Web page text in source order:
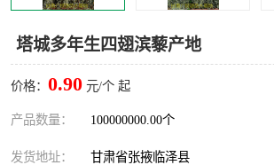
塔城多年生四翅滨藜产地
价格： 0.90 元/个 起
产品数量： 100000000.00个
发货地址： 甘肃省张掖临泽县